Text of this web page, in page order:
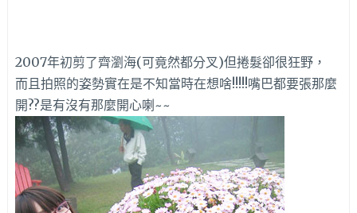
2007年初剪了齊瀏海(可竟然都分叉)但捲髮卻很狂野，
而且拍照的姿勢實在是不知當時在想啥!!!!!嘴巴都要張那麼
開??是有沒有那麼開心喇~~